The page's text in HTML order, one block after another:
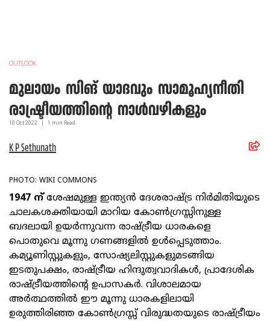
OUTLOOK
മുലായം സിങ് യാദവും സാമൂഹ്യനീതി
രാഷ്ട്രീയത്തിന്റെ നാള്‍വഴികളും
10 Oct 2022 1 min Read
K P Sethunath
PHOTO: WIKI COMMONS
1947 ന് ശേഷമുള്ള ഇന്ത്യന്‍ ദേശരാഷ്ട്ര നിര്‍മിതിയുടെ
ചാലകശക്തിയായി മാറിയ കോണ്‍ഗ്രസ്സിനുള്ള
ബദലായി ഉയര്‍ന്നുവന്ന രാഷ്ട്രീയ ധാരകളെ
പൊതുവെ മൂന്നു ഗണങ്ങളില്‍ ഉള്‍പ്പെടുത്താം.
കമ്യൂണിസ്റ്റുകളും, സോഷ്യലിസ്റ്റുകളുമടങ്ങിയ
ഇടതുപക്ഷം, രാഷ്ട്രീയ ഹിന്ദുത്വവാദികള്‍, പ്രാദേശിക
രാഷ്ട്രീയത്തിന്റെ ഉപാസകര്‍. വിശാലമായ
അര്‍ത്ഥത്തില്‍ ഈ മൂന്നു ധാരകളിലായി
ഉരുത്തിരിഞ്ഞ കോണ്‍ഗ്രസ്സ്‌ വിരുദ്ധതയുടെ രാഷ്ട്രീയം